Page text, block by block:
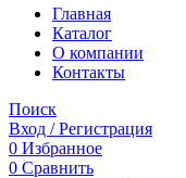
Главная
Каталог
О компании
Контакты
Поиск
Вход / Регистрация
0 Избранное
0 Сравнить